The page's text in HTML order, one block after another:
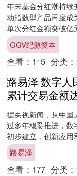
年末基金分红潮持续
动指数型产品再度成
单次分红金额突破亿
注意到，从结构来看
户”之位。今年分红....
GGV纪源资本
查看： 115 分类：
路易泽 数字人
累计交易金额
据央视新闻，从中国
过多年稳妥推进，数
初步建立，创新应用
化。截至2025年9月
易金额达14.2万....
路易泽
查看： 177 分类：